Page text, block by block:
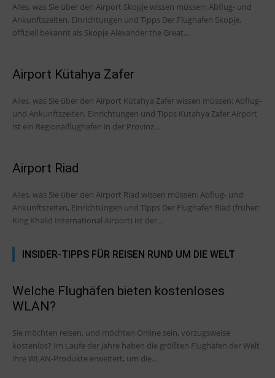
Alles, was Sie über den Airport Skopje wissen müssen: Abflug- und
Ankunftszeiten, Einrichtungen und Tipps Der Flughafen Skopje,
offiziell bekannt als Skopje Alexander the Great...
Airport Kütahya Zafer
Alles, was Sie über den Airport Kütahya Zafer wissen müssen: Abflug-
und Ankunftszeiten, Einrichtungen und Tipps Kutahya Zafer Airport
ist ein Regionalflughafen in der Provinz...
Airport Riad
Alles, was Sie über den Airport Riad wissen müssen: Abflug- und
Ankunftszeiten, Einrichtungen und Tipps Der Flughafen Riad (früher:
King Khalid International Airport) ist der...
INSIDER-TIPPS FÜR REISEN RUND UM DIE WELT
Welche Flughäfen bieten kostenloses
WLAN?
Sie möchten reisen, und möchten Online sein, vorzugsweise
kostenlos? Im Laufe der Jahre haben die größten Flughäfen der Welt
ihre WLAN-Produkte erweitert, um die...